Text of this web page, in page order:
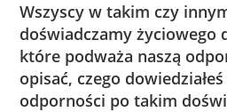
Wszyscy w takim czy
doświadczamy życiowego
które podważa naszą
opisać, czego
odporności po takim